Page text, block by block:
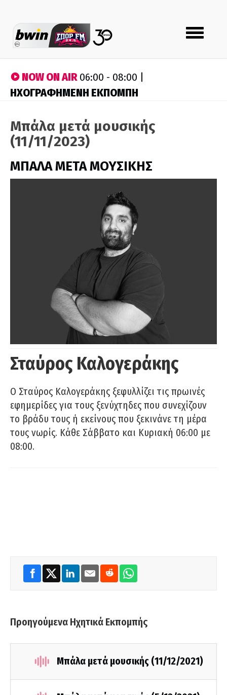
Toggle
navigation
NOW ON AIR06:00 - 08:00 |
ΗΧΟΓΡΑΦΗΜΕΝΗ ΕΚΠΟΜΠΗ
Μπάλα μετά μουσικής
(11/11/2023)
ΜΠΑΛΑ ΜΕΤΑ ΜΟΥΣΙΚΗΣ
Σταύρος Καλογεράκης
Ο Σταύρος Καλογεράκης ξεφυλλίζει τις πρωινές
εφημερίδες για τους ξενύχτηδες που συνεχίζουν
το βράδυ τους ή εκείνους που ξεκινάνε τη μέρα
τους νωρίς. Κάθε Σάββατο και Κυριακή 06:00 με
08:00.
Προηγούμενα Ηχητικά Εκπομπής
Μπάλα μετά μουσικής (11/12/2021)